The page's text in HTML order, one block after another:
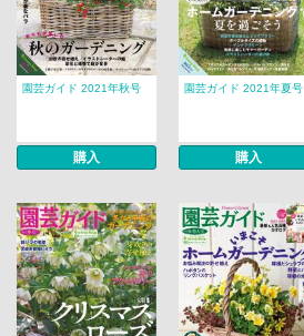
園芸ガイド 2021年秋号
購入
園芸ガイド 2021年夏号
購入